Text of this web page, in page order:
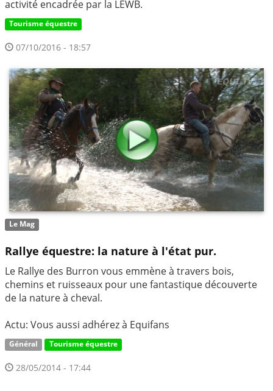
activité encadrée par la LEWB.
Tourisme équestre
07/10/2016 - 18:57
Le Mag
Rallye équestre: la nature à l'état pur.
Le Rallye des Burron vous emmène à travers bois,
chemins et ruisseaux pour une fantastique découverte
de la nature à cheval.
Actu: Vous aussi adhérez à Equifans
Général Tourisme équestre
28/05/2014 - 17:44